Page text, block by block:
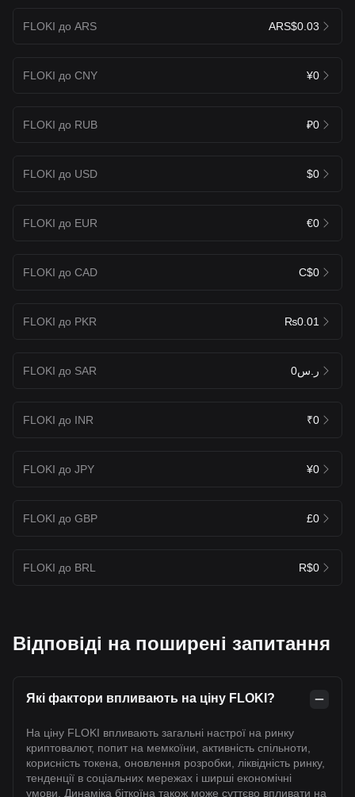
FLOKI до ARS ARS$0.03
FLOKI до CNY ¥0
FLOKI до RUB ₽0
FLOKI до USD $0
FLOKI до EUR €0
FLOKI до CAD C$0
FLOKI до PKR ₨0.01
FLOKI до SAR ر.س0
FLOKI до INR ₹0
FLOKI до JPY ¥0
FLOKI до GBP £0
FLOKI до BRL R$0
Відповіді на поширені запитання
Які фактори впливають на ціну FLOKI?
На ціну FLOKI впливають загальні настрої на ринку
криптовалют, попит на мемкоїни, активність спільноти,
корисність токена, оновлення розробки, ліквідність ринку,
тенденції в соціальних мережах і ширші економічні
умови. Динаміка біткоїна також може суттєво впливати на